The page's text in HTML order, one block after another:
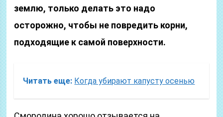
землю, только делать это надо
осторожно, чтобы не повредить корни,
подходящие к самой поверхности.
Читать еще: Когда убирают капусту осенью